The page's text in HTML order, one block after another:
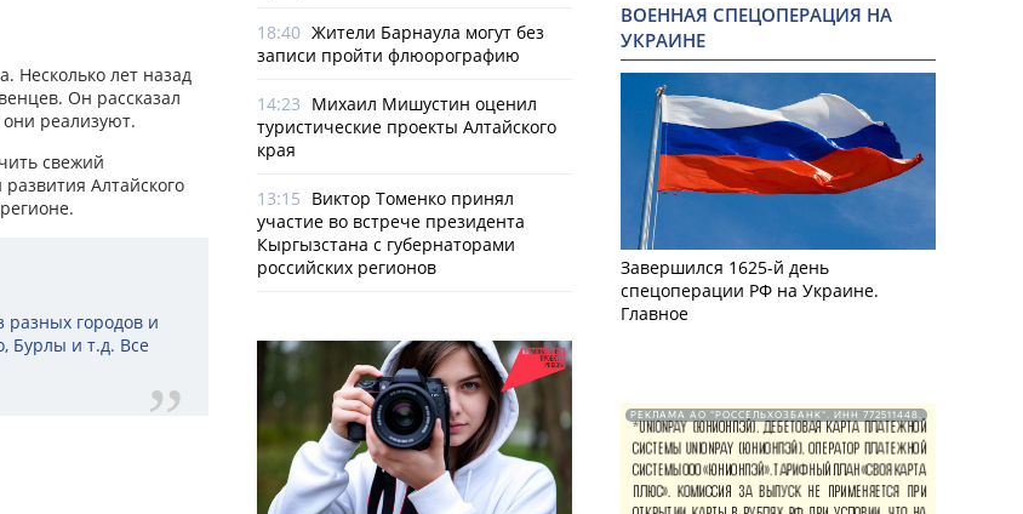
Несколько лет назад
Он рассказал
они реализуют.
свежий
Алтайского
разных городов и
Бурлы и т.д. Все
18:40 Жители Барнаула могут без
записи пройти флюорографию
14:23 Михаил Мишустин оценил
туристические проекты Алтайского
края
13:15 Виктор Томенко принял
участие во встрече президента
Кыргызстана с губернаторами
российских регионов
ВОЕННАЯ СПЕЦОПЕРАЦИЯ НА
УКРАИНЕ
Завершился 1625-й день
спецоперации РФ на Украине.
Главное
РЕКЛАМА АО "РОССЕЛЬХОЗБАНК". ИНН 772511448.